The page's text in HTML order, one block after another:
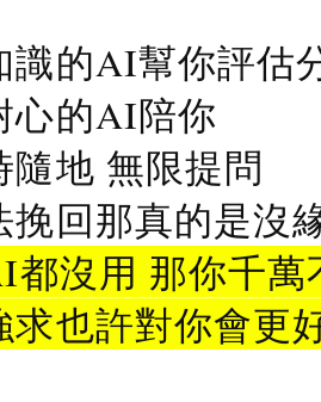
識的AI幫你評估
心的AI陪你
隨地 無限提問
挽回那真的是沒
都沒用 那你千
求也許對你會更